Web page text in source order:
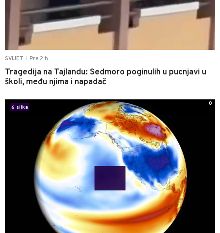
SVIJET Pre 2 h
Tragedija na Tajlandu: Sedmoro poginulih u pucnjavi u
školi, među njima i napadač
6 slika
0